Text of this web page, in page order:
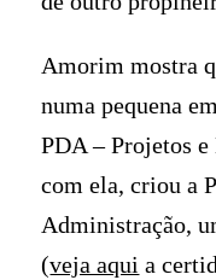
Amorim mostra
numa pequena
PDA – Projetos
com ela, criou a
Administração,
(veja aqui a